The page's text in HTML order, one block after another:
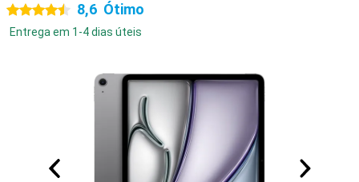
4.5 estrelas 8,6 Ótimo
Entrega em 1-4 dias úteis